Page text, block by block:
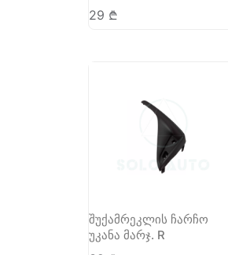
29 ₾
შუქამრეკლის ჩარჩო
უკანა მარჯ. R